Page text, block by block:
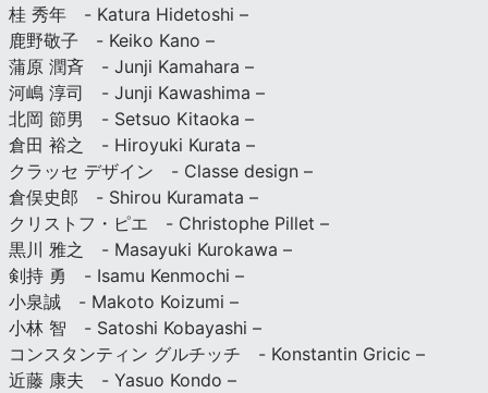
桂 秀年 - Katura Hidetoshi –
鹿野敬子 - Keiko Kano –
蒲原 潤斉 - Junji Kamahara –
河嶋 淳司 - Junji Kawashima –
北岡 節男 - Setsuo Kitaoka –
倉田 裕之 - Hiroyuki Kurata –
クラッセ デザイン - Classe design –
倉俣史郎 - Shirou Kuramata –
クリストフ・ピエ - Christophe Pillet –
黒川 雅之 - Masayuki Kurokawa –
剣持 勇 - Isamu Kenmochi –
小泉誠 - Makoto Koizumi –
小林 智 - Satoshi Kobayashi –
コンスタンティン グルチッチ - Konstantin Gricic –
近藤 康夫 - Yasuo Kondo –